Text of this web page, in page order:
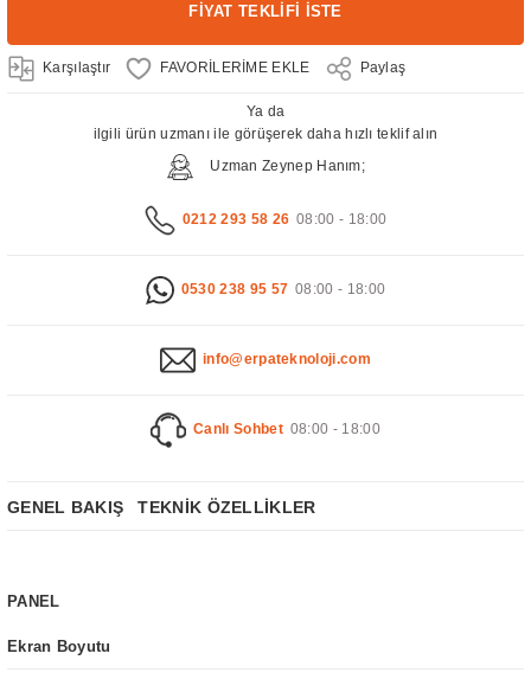
FİYAT TEKLİFİ İSTE
Karşılaştır Paylaş
Ya da
ilgili ürün uzmanı ile görüşerek daha hızlı teklif alın
Uzman Zeynep Hanım;
0212 293 58 26 08:00 - 18:00
0530 238 95 57 08:00 - 18:00
info@erpateknoloji.com
Canlı Sohbet 08:00 - 18:00
GENEL BAKIŞ TEKNİK ÖZELLİKLER
PANEL
Ekran Boyutu